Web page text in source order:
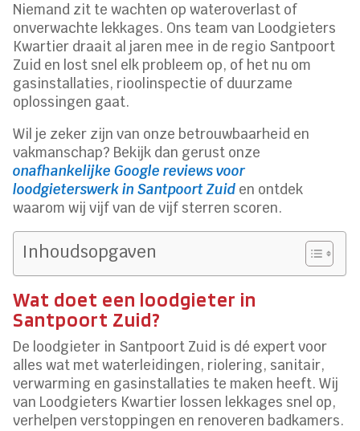
Niemand zit te wachten op wateroverlast of
onverwachte lekkages. Ons team van Loodgieters
Kwartier draait al jaren mee in de regio Santpoort
Zuid en lost snel elk probleem op, of het nu om
gasinstallaties, rioolinspectie of duurzame
oplossingen gaat.
Wil je zeker zijn van onze betrouwbaarheid en
vakmanschap? Bekijk dan gerust onze
onafhankelijke Google reviews voor
loodgieterswerk in Santpoort Zuid en ontdek
waarom wij vijf van de vijf sterren scoren.
Inhoudsopgaven
Wat doet een loodgieter in
Santpoort Zuid?
De loodgieter in Santpoort Zuid is dé expert voor
alles wat met waterleidingen, riolering, sanitair,
verwarming en gasinstallaties te maken heeft. Wij
van Loodgieters Kwartier lossen lekkages snel op,
verhelpen verstoppingen en renoveren badkamers.